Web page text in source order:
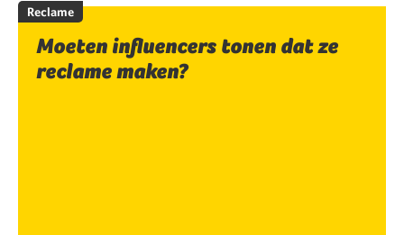
Reclame
Moeten influencers tonen dat ze
reclame maken?